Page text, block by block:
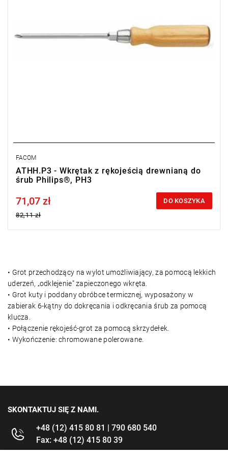
FACOM
ATHH.P3 - Wkrętak z rękojeścią drewnianą do
śrub Philips®, PH3
Price tax included
71,07 zł
82,11 zł
DO KOSZYKA
• Grot przechodzący na wylot umożliwiający, za pomocą lekkich
uderzeń, „odklejenie” zapieczonego wkręta.
• Grot kuty i poddany obróbce termicznej, wyposażony w
zabierak 6-kątny do dokręcania i odkręcania śrub za pomocą
klucza.
• Połączenie rękojeść-grot za pomocą skrzydełek.
• Wykończenie: chromowane polerowane.
SKONTAKTUJ SIĘ Z NAMI.
+48 (12) 415 80 81 | 790 680 540
Fax: +48 (12) 415 80 39